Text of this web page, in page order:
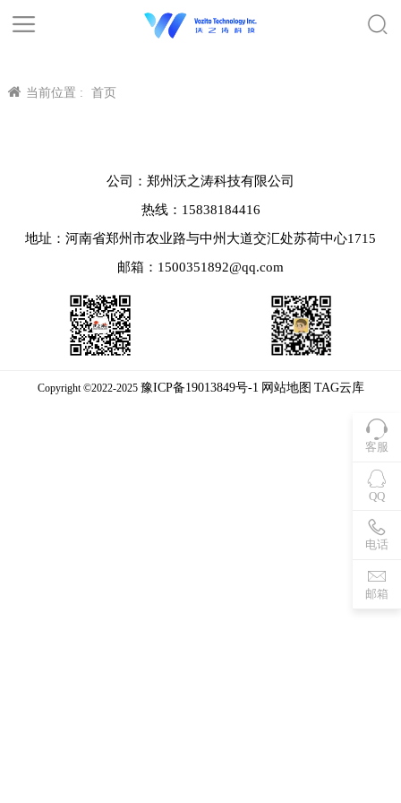
当前位置 : 首页
客服
QQ
电话
邮箱
公司：郑州沃之涛科技有限公司
热线：15838184416
地址：河南省郑州市农业路与中州大道交汇处苏荷中心1715
邮箱：1500351892@qq.com
Copyright ©2022-2025 豫ICP备19013849号-1 网站地图 TAG云库